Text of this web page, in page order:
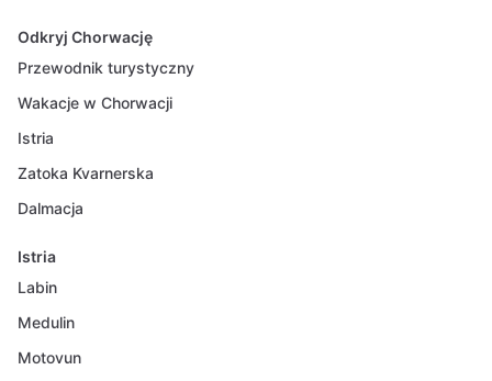
Odkryj Chorwację
Przewodnik turystyczny
Wakacje w Chorwacji
Istria
Zatoka Kvarnerska
Dalmacja
Istria
Labin
Medulin
Motovun